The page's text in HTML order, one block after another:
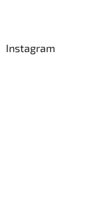
Instagram